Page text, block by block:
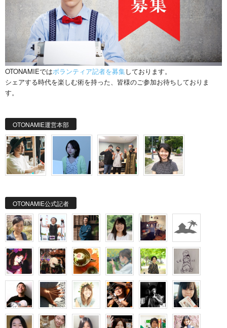
OTONAMIEではボランティア記者を募集しております。
シェアする時代を楽しむ術を持った、皆様のご参加お待ちしておりま
す。
OTONAMIE運営本部
OTONAMIE公式記者